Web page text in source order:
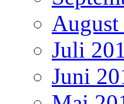
August
Juli
Juni